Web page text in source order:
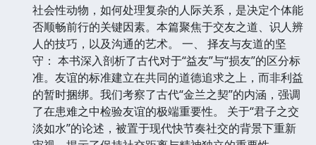
社会性动物，如何处理复杂的人际关系，是决定个体能
否顺畅前行的关键因素。本篇聚焦于交友之道、识人辨
人的技巧，以及沟通的艺术。 一、 择友与友道的坚
守： 本书深入剖析了古代对于“益友”与“损友”的区分标
准。友谊的标准建立在共同的道德追求之上，而非利益
的暂时捆绑。我们考察了古代“金兰之契”的内涵，强调
了在患难之中检验友谊的极端重要性。 关于“君子之交
淡如水”的论述，被置于现代快节奏社交的背景下重新